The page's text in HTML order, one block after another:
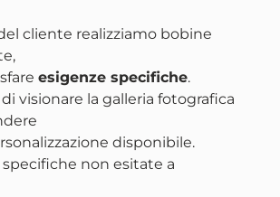
cliente realizziamo bobine
esigenze specifiche.
visionare la galleria fotografica
disponibile.
non esitate a